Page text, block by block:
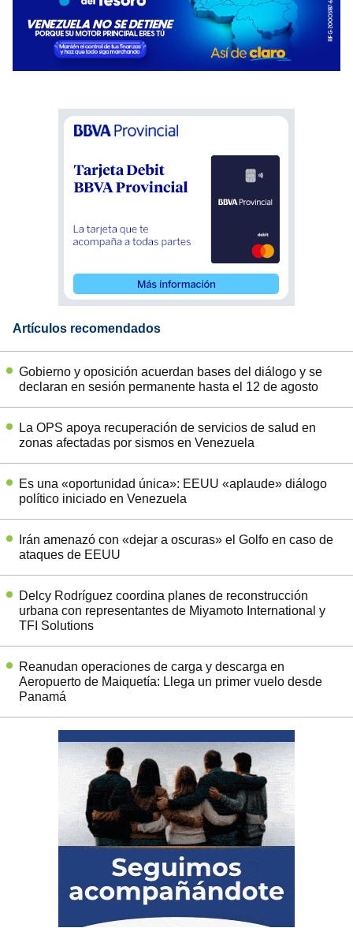
Artículos recomendados
Gobierno y oposición acuerdan bases del diálogo y se
declaran en sesión permanente hasta el 12 de agosto
La OPS apoya recuperación de servicios de salud en
zonas afectadas por sismos en Venezuela
Es una «oportunidad única»: EEUU «aplaude» diálogo
político iniciado en Venezuela
Irán amenazó con «dejar a oscuras» el Golfo en caso de
ataques de EEUU
Delcy Rodríguez coordina planes de reconstrucción
urbana con representantes de Miyamoto International y
TFI Solutions
Reanudan operaciones de carga y descarga en
Aeropuerto de Maiquetía: Llega un primer vuelo desde
Panamá